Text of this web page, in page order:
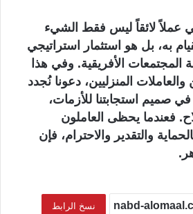
عملاً لائقاً ليس فقط الشيء
به، بل هو استثمار استراتيجي
الأفريقية. وفي هذا
والعاملات المنزليين، دعونا نُجدد
في صميم استجابتنا للأزمات،
فعندما يحظى العاملون
والتقدير والاحترام، فإن
نسخ الرابط